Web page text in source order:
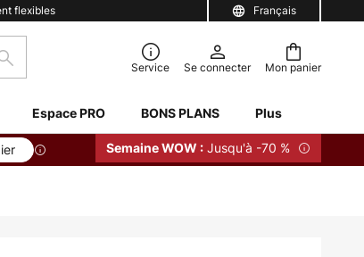
Français
flexibles
Mon panier
Rechercher Service Se connecter
Espace PRO BONS PLANS Plus
Semaine WOW : Jusqu'à -70 %